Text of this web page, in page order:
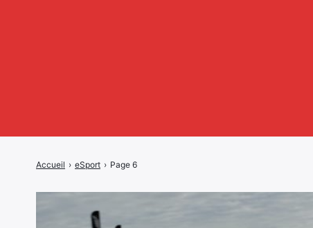
Accueil › eSport › Page 6